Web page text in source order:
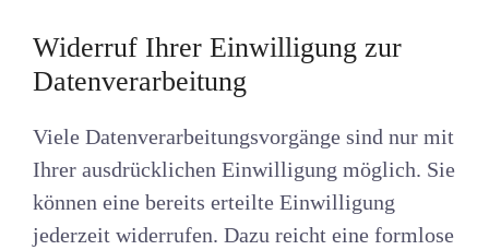
Widerruf Ihrer Einwilligung zur
Datenverarbeitung
Viele Datenverarbeitungsvorgänge sind nur mit
Ihrer ausdrücklichen Einwilligung möglich. Sie
können eine bereits erteilte Einwilligung
jederzeit widerrufen. Dazu reicht eine formlose